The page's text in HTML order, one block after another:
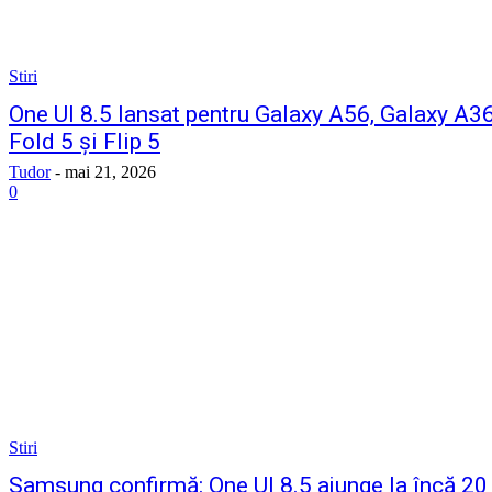
Stiri
One UI 8.5 lansat pentru Galaxy A56, Galaxy
Fold 5 și Flip 5
Tudor - mai 21, 2026
0
Stiri
Samsung confirmă: One UI 8.5 ajunge la încă 20